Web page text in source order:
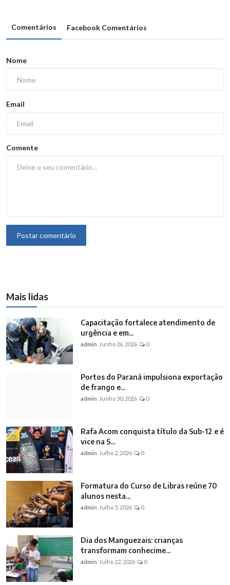
Comentários Facebook Comentários
Nome
Email
Comente
Postar comentário
Mais lidas
Capacitação fortalece atendimento de
urgência e em...
admin Junho 26, 2026 0
Portos do Paraná impulsiona exportação
de frango e...
admin Junho 30, 2026 0
Rafa Acom conquista título da Sub-12 e é
vice na S...
admin Julho 2, 2026 0
Formatura do Curso de Libras reúne 70
alunos nesta...
admin Julho 5, 2026 0
Dia dos Manguezais: crianças
transformam conhecime...
admin Julho 22, 2026 0